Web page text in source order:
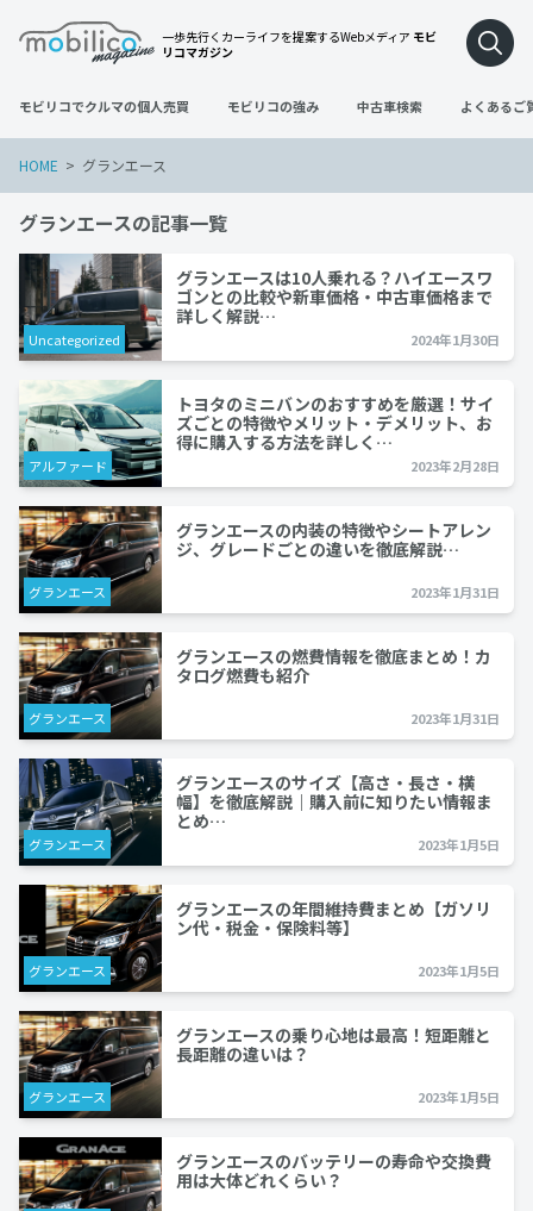
一歩先行くカーライフを提案するWebメディア モビ
リコマガジン
モビリコでクルマの個人売買 モビリコの強み 中古車検索 よくあるご
HOME グランエース
グランエースの記事一覧
Uncategorized
グランエースは10人乗れる？ハイエースワ
ゴンとの比較や新車価格・中古車価格まで
詳しく解説…
2024年1月30日
アルファード
トヨタのミニバンのおすすめを厳選！サイ
ズごとの特徴やメリット・デメリット、お
得に購入する方法を詳しく…
2023年2月28日
グランエース
グランエースの内装の特徴やシートアレン
ジ、グレードごとの違いを徹底解説…
2023年1月31日
グランエース
グランエースの燃費情報を徹底まとめ！カ
タログ燃費も紹介
2023年1月31日
グランエース
グランエースのサイズ【高さ・長さ・横
幅】を徹底解説｜購入前に知りたい情報ま
とめ…
2023年1月5日
グランエース
グランエースの年間維持費まとめ【ガソリ
ン代・税金・保険料等】
2023年1月5日
グランエース
グランエースの乗り心地は最高！短距離と
長距離の違いは？
2023年1月5日
グランエースのバッテリーの寿命や交換費
用は大体どれくらい？